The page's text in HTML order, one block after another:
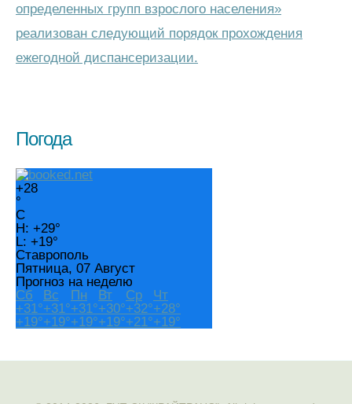
определенных групп взрослого населения»
реализован следующий порядок прохождения
ежегодной диспансеризации.
Погода
+28
°
C
H: +29°
L: +19°
Ставрополь
Пятница, 07 Август
Прогноз на неделю
Сб
Вс Пн Вт Ср
Чт
+31°+31°+31°+30°+32°+28°
+19°+19°+19°+19°+21°+19°